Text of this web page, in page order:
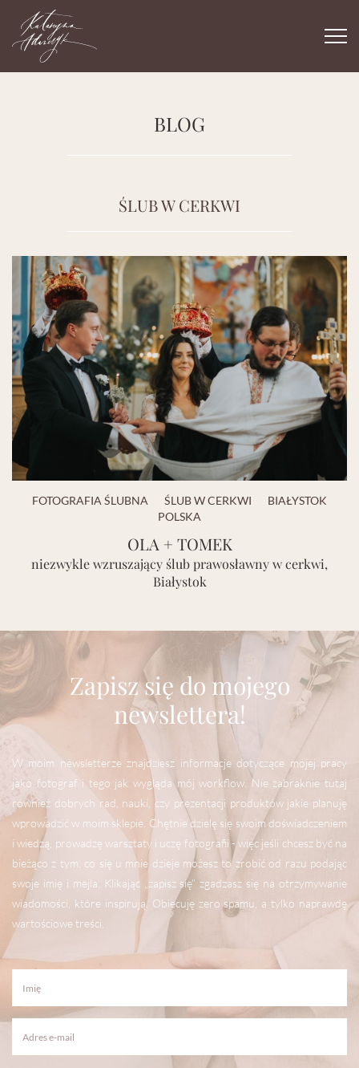
BLOG
ŚLUB W CERKWI
FOTOGRAFIA ŚLUBNA ŚLUB W CERKWI
BIAŁYSTOK
POLSKA
OLA + TOMEK
niezwykle wzruszający ślub prawosławny w cerkwi,
Białystok
Zapisz się do mojego
newslettera!
W moim newsletterze znajdziesz informacje dotyczące mojej pracy
jako fotograf i tego jak wygląda mój workflow. Nie zabraknie tutaj
również dobrych rad, nauki, czy prezentacji produktów jakie planuję
wprowadzić w moim sklepie. Chętnie dzielę się swoim doświadczeniem
i wiedzą, prowadzę warsztaty i uczę fotografii - więc jeśli chcesz być na
bieżąco z tym, co się u mnie dzieje możesz to zrobić od razu podając
swoje imię i mejla. Klikając „zapisz się” zgadzasz się na otrzymywanie
wiadomości, które inspirują. Obiecuję zero spamu, a tylko naprawdę
wartościowe treści.